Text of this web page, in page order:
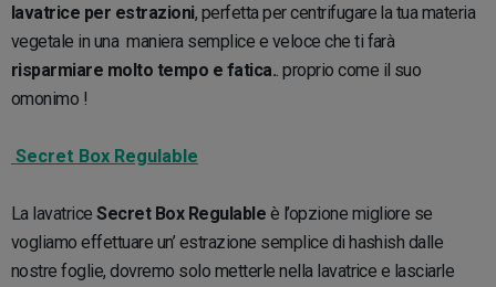
lavatrice per estrazioni, perfetta per centrifugare la tua materia
vegetale in una maniera semplice e veloce che ti farà
risparmiare molto tempo e fatica. . proprio come il suo
omonimo !
Secret Box Regulable
La lavatriceSecret Box Regulable è l’opzione migliore se
vogliamo effettuare un’ estrazione semplice di hashish dalle
nostre foglie, dovremo solo metterle nella lavatrice e lasciarle